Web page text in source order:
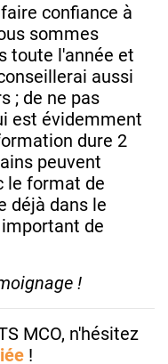
confiance à
sommes
toute l'année et
aussi
; de ne pas
est évidemment
dure 2
peuvent
le format de
déjà dans le
de
!
MCO, n'hésitez
!